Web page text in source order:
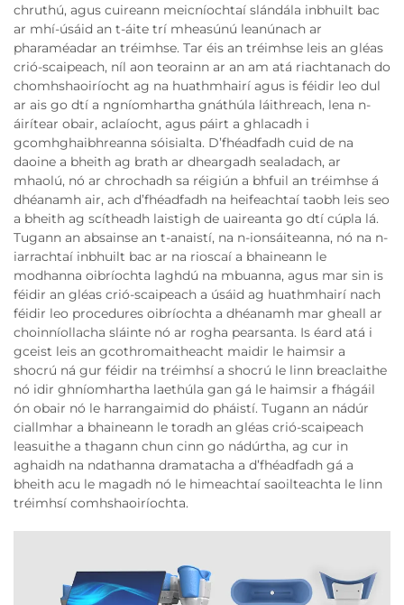
chruthú, agus cuireann meicníochtaí slándála inbhuilt bac
ar mhí-úsáid an t-áite trí mheasúnú leanúnach ar
pharaméadar an tréimhse. Tar éis an tréimhse leis an gléas
crió-scaipeach, níl aon teorainn ar an am atá riachtanach do
chomhshaoiríocht ag na huathmhairí agus is féidir leo dul
ar ais go dtí a ngníomhartha gnáthúla láithreach, lena n-
áirítear obair, aclaíocht, agus páirt a ghlacadh i
gcomhghaibhreanna sóisialta. D’fhéadfadh cuid de na
daoine a bheith ag brath ar dheargadh sealadach, ar
mhaolú, nó ar chrochadh sa réigiún a bhfuil an tréimhse á
dhéanamh air, ach d’fhéadfadh na heifeachtaí taobh leis seo
a bheith ag scítheadh laistigh de uaireanta go dtí cúpla lá.
Tugann an absainse an t-anaistí, na n-ionsáiteanna, nó na n-
iarrachtaí inbhuilt bac ar na rioscaí a bhaineann le
modhanna oibríochta laghdú na mbuanna, agus mar sin is
féidir an gléas crió-scaipeach a úsáid ag huathmhairí nach
féidir leo procedures oibríochta a dhéanamh mar gheall ar
choinníollacha sláinte nó ar rogha pearsanta. Is éard atá i
gceist leis an gcothromaitheacht maidir le haimsir a
shocrú ná gur féidir na tréimhsí a shocrú le linn breaclaithe
nó idir ghníomhartha laethúla gan gá le haimsir a fhágáil
ón obair nó le harrangaimid do pháistí. Tugann an nádúr
ciallmhar a bhaineann le toradh an gléas crió-scaipeach
leasuithe a thagann chun cinn go nádúrtha, ag cur in
aghaidh na ndathanna dramatacha a d’fhéadfadh gá a
bheith acu le magadh nó le himeachtaí saoilteachta le linn
tréimhsí comhshaoiríochta.